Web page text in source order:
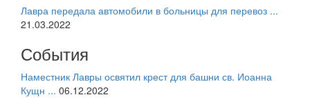
Лавра передала автомобили в больницы для перевоз ...
21.03.2022
События
Наместник Лавры освятил крест для башни св. Иоанна
Кущн ... 06.12.2022